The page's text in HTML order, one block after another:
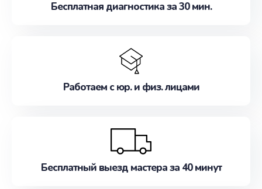
Бесплатная диагностика за 30 мин.
Работаем с юр. и физ. лицами
Бесплатный выезд мастера за 40 минут